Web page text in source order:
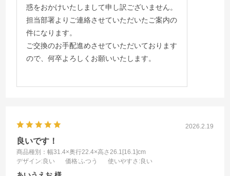
惑をおかけいたしまして申し訳ございません。
担当部署よりご連絡させていただいたご案内の
件になります。
ご交換のお手配進めさせていただいております
ので、何卒よろしくお願いいたします。
2026.2.19
良いです！
商品種別：幅31.4×奥行22.4×高さ26.1[16.1]cm
デザイン:良い 価格:ふつう 使いやすさ :良い